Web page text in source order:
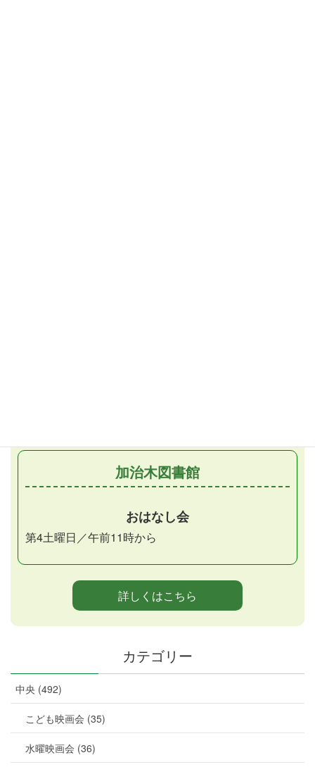
加治木図書館
おはなし会
第4土曜日／午前11時から
詳しくはこちら
カテゴリー
中央 (492)
こども映画会 (35)
水曜映画会 (36)